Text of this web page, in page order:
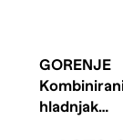
GORENJE
hladnjak